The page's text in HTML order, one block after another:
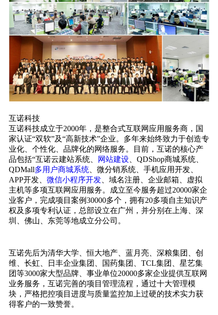
互诺科技
互诺科技成立于2000年，是整合式互联网应用服务商，国
家认证“双软”及“高新技术”企业。多年来始终致力于创造专
业化、个性化、品牌化的网络服务。目前，互诺的核心产
品包括“互诺云建站系统、
网站建设、QDShop商城系统、
QDMall多用户商城系统、微分销系统、手机应用开发、
APP开发、 微信小程序开发、域名注册、企业邮箱、虚拟
主机等多项互联网应用服务。成立至今服务超过20000家企
业客户，完成项目案例30000多个，拥有20多项自主知识产
权及多项专利认证，总部设立在广州，并分别在上海、深
圳、佛山、东莞等地成立分公司。
互诺先后为清华大学、恒大地产、蓝月亮、深粮集团、创
维、长虹、日丰企业集团、国药集团、TCL集团、星艺集
团等3000家大型品牌、事业单位20000多家企业提供互联网
业务服务，互诺完善的项目管理流程，通过十大管理模
块，严格把控项目进度与质量监控加上过硬的技术实力获
得客户的一致赞誉。